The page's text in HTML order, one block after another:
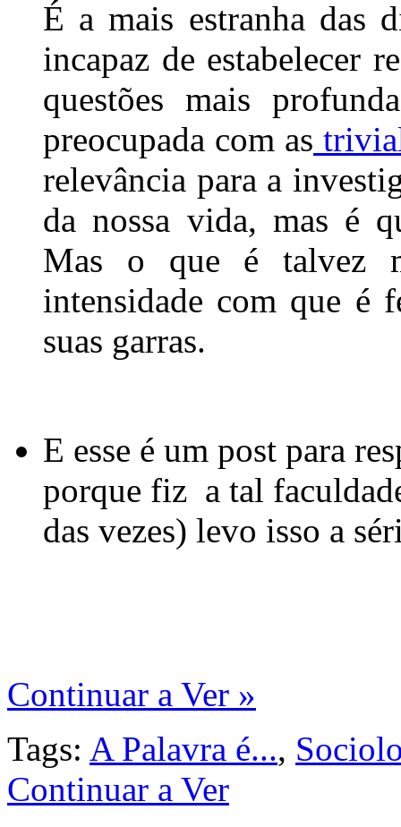
É a mais estranha das
incapaz de estabelecer
questões mais
preocupada com as
relevância para a
da nossa vida, mas é
Mas o que é talvez
intensidade com que é
suas garras.
E esse é um post para
porque fiz a tal
das vezes) levo isso a
Continuar a Ver »
Tags: A Palavra é...,
Continuar a Ver